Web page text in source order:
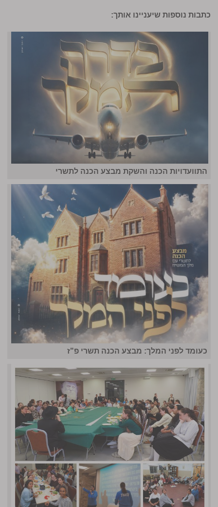
כתבות נוספות שיעניינו אותך:
התוועדויות הכנה והשקת מבצע הכנה לתשרי
כעומד לפני המלך: מבצע הכנה תשרי פ"ז